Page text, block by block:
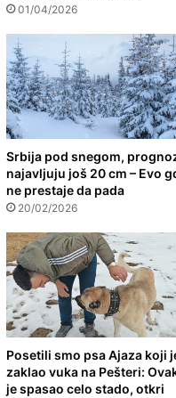
01/04/2026
Srbija pod snegom,
najavljuju još 20 cm – Evo
ne prestaje da pada
20/02/2026
Posetili smo psa Ajaza koji
zaklao vuka na Pešteri:
je spasao celo stado, otkri